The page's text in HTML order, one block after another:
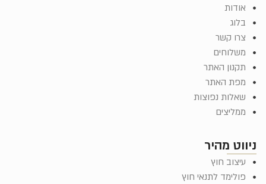
ניווט מהיר
עיצוב חוץ
פולימד לתנאי חוץ
אודות
בלוג
צרו קשר
משלוחים
תקנון האתר
מפת האתר
שאלות נפוצות
ממליצים